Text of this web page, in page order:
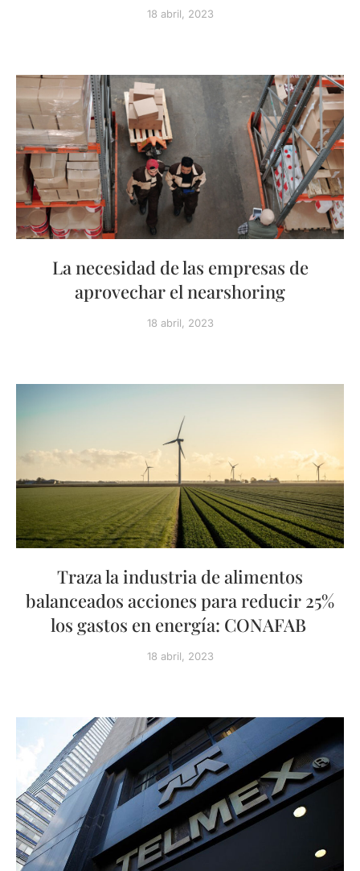
18 abril, 2023
La necesidad de las empresas de
aprovechar el nearshoring
18 abril, 2023
Traza la industria de alimentos
balanceados acciones para reducir 25%
los gastos en energía: CONAFAB
18 abril, 2023